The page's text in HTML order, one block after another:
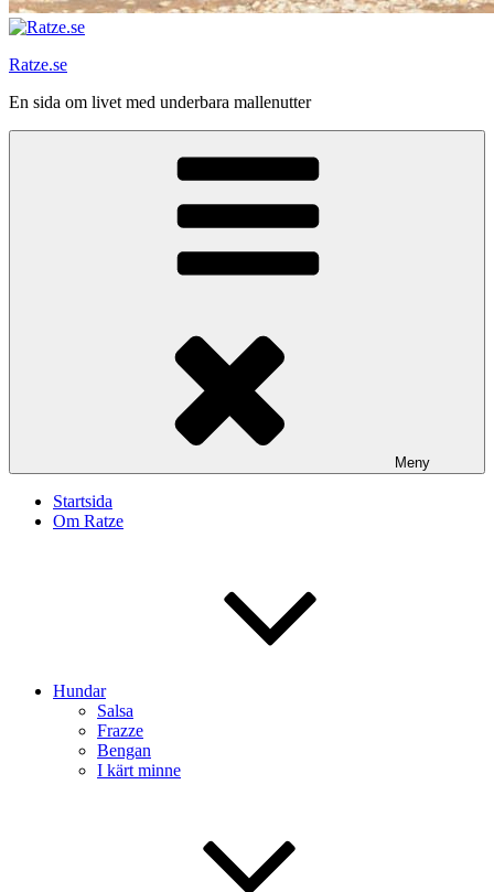
Ratze.se
En sida om livet med underbara mallenutter
Meny
Startsida
Om Ratze
Hundar
Salsa
Frazze
Bengan
I kärt minne